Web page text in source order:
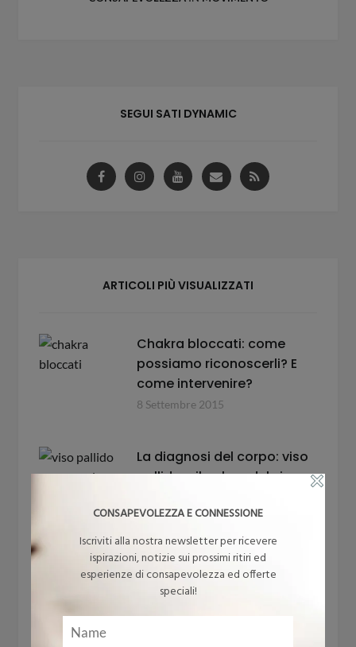
SEGUI SATI DYNAMIC
ARTICOLI PIÙ VISUALIZZATI
Chakra bloccati: come
possiamo riconoscerli? E
come intervenire?
8 Settembre 2015
La diagnosi del corpo: viso
pallido e il colore del viso
“Sull’amore…” di Khalil
Gibran
14 Febbraio 2020
CONSAPEVOLEZZA E CONNESSIONE
Iscriviti alla nostra newsletter per ricevere
ispirazioni, notizie sui prossimi ritiri ed
esperienze di consapevolezza ed offerte
speciali!